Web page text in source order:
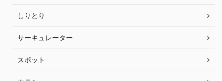
しりとり
サーキュレーター
スポット